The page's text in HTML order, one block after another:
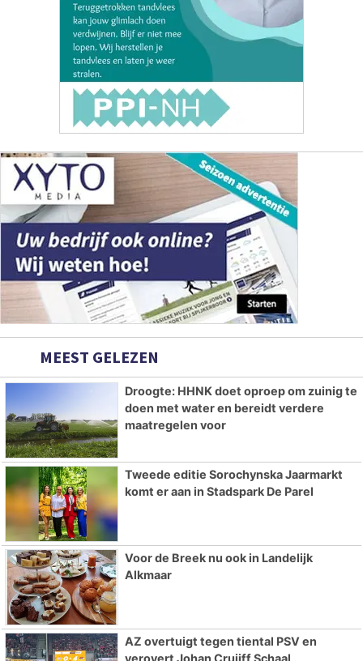
MEEST GELEZEN
Droogte: HHNK doet oproep om zuinig te
doen met water en bereidt verdere
maatregelen voor
Tweede editie Sorochynska Jaarmarkt
komt er aan in Stadspark De Parel
Voor de Breek nu ook in Landelijk
Alkmaar
AZ overtuigt tegen tiental PSV en
verovert Johan Cruijff Schaal